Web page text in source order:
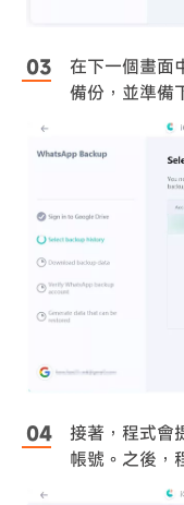
在下一個畫面
備份，並準備
接著，程式會
帳號。之後，